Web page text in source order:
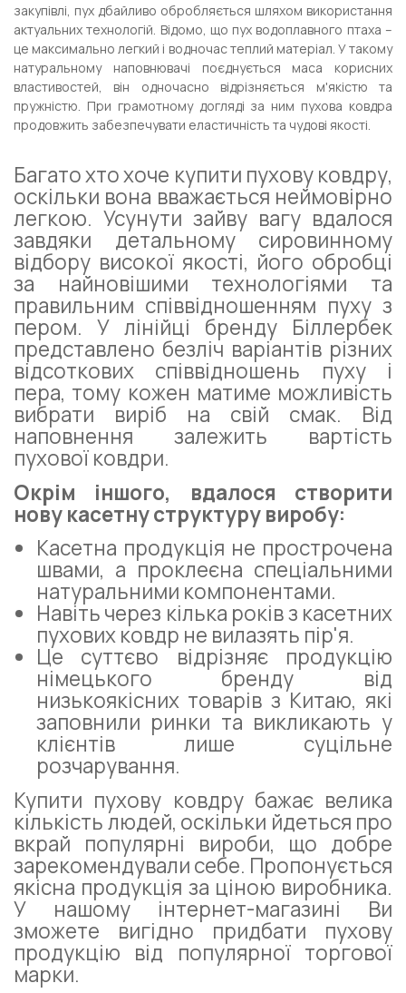
закупівлі, пух дбайливо обробляється шляхом використання
актуальних технологій. Відомо, що пух водоплавного птаха –
це максимально легкий і водночас теплий матеріал. У такому
натуральному наповнювачі поєднується маса корисних
властивостей, він одночасно відрізняється м'якістю та
пружністю. При грамотному догляді за ним пухова ковдра
продовжить забезпечувати еластичність та чудові якості.
Багато хто хоче купити пухову ковдру,
оскільки вона вважається неймовірно
легкою. Усунути зайву вагу вдалося
завдяки детальному сировинному
відбору високої якості, його обробці
за найновішими технологіями та
правильним співвідношенням пуху з
пером. У лінійці бренду Біллербек
представлено безліч варіантів різних
відсоткових співвідношень пуху і
пера, тому кожен матиме можливість
вибрати виріб на свій смак. Від
наповнення залежить вартість
пухової ковдри.
Окрім іншого, вдалося створити
нову касетну структуру виробу:
Касетна продукція не прострочена
швами, а проклеєна спеціальними
натуральними компонентами.
Навіть через кілька років з касетних
пухових ковдр не вилазять пір'я.
Це суттєво відрізняє продукцію
німецького бренду від
низькоякісних товарів з Китаю, які
заповнили ринки та викликають у
клієнтів лише суцільне
розчарування.
Купити пухову ковдру бажає велика
кількість людей, оскільки йдеться про
вкрай популярні вироби, що добре
зарекомендували себе. Пропонується
якісна продукція за ціною виробника.
У нашому інтернет-магазині Ви
зможете вигідно придбати пухову
продукцію від популярної торгової
марки.